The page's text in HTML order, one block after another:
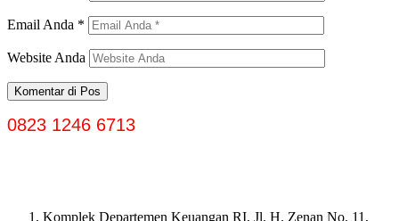
Email Anda *
Website Anda
0823 1246 6713
Komplek Departemen Keuangan RI, Jl. H. Zenan No. 11,